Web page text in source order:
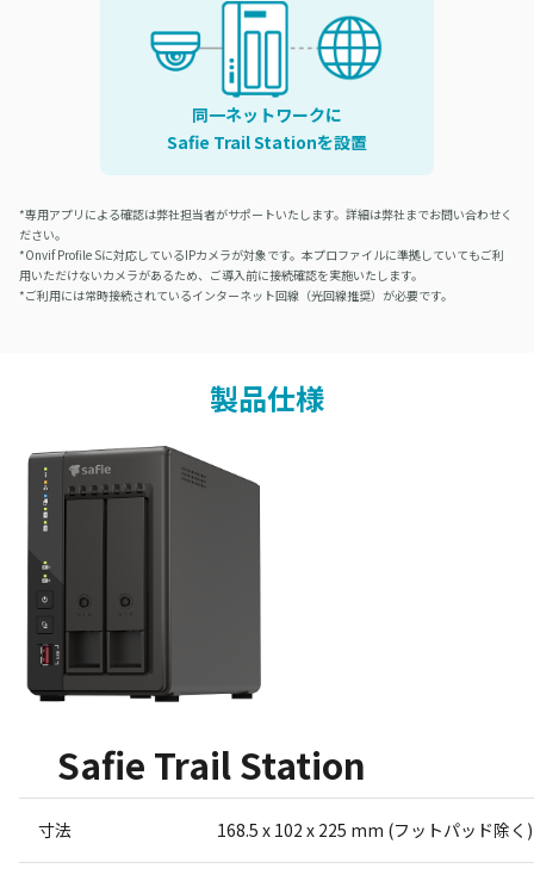
同一ネットワークに
Safie Trail Stationを設置
専用アプリによる確認は弊社担当者がサポートいたします。詳細は弊社までお問い合わせく
ださい。
Onvif Profile Sに対応しているIPカメラが対象です。本プロファイルに準拠していてもご利
用いただけないカメラがあるため、ご導入前に接続確認を実施いたします。
ご利用には常時接続されているインターネット回線（光回線推奨）が必要です。
製品仕様
Safie Trail Station
寸法 168.5 x 102 x 225 mm (フットパッド除く)